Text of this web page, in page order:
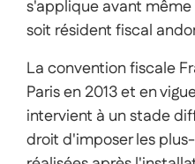
s'applique avant
soit résident fiscal
La convention fiscale
Paris en 2013 et en
intervient à un stade
droit d'imposer les